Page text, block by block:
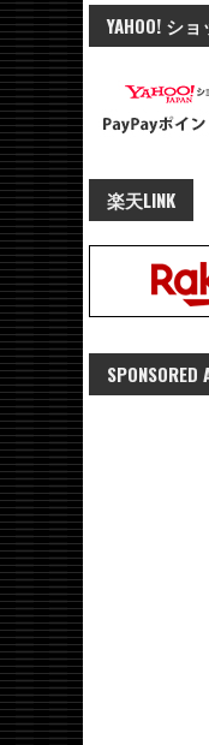
YAHOO! シ
楽天LINK
SPONSORED